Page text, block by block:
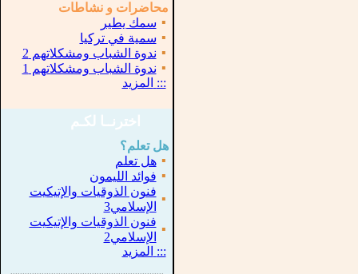
محاضرات و نشاطات
▪ سمك يطير
▪ سمية في تركيا
▪ ندوة الشباب ومشكلاتهم 2
▪ ندوة الشباب ومشكلاتهم 1
::: المزيد
اخترنــا لكـم
هل تعلم؟
▪ هل تعلم
▪ فوائد الليمون
▪
فنون الذوقيات والإتيكيت
الإسلامي3
▪
فنون الذوقيات والإتيكيت
الإسلامي2
::: المزيد